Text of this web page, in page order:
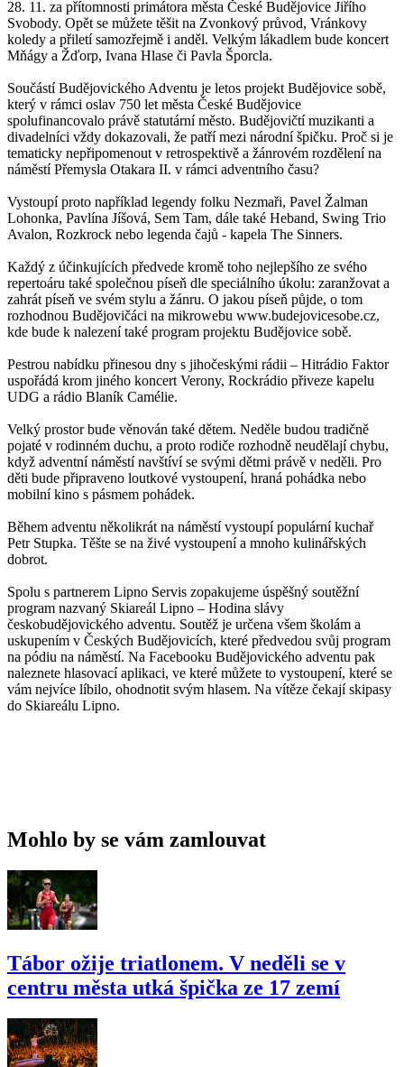
28. 11. za přítomnosti primátora města České Budějovice Jiřího
Svobody. Opět se můžete těšit na Zvonkový průvod, Vránkovy
koledy a přiletí samozřejmě i anděl. Velkým lákadlem bude koncert
Mňágy a Žďorp, Ivana Hlase či Pavla Šporcla.
Součástí Budějovického Adventu je letos projekt Budějovice sobě,
který v rámci oslav 750 let města České Budějovice
spolufinancovalo právě statutární město. Budějovičtí muzikanti a
divadelníci vždy dokazovali, že patří mezi národní špičku. Proč si je
tematicky nepřipomenout v retrospektivě a žánrovém rozdělení na
náměstí Přemysla Otakara II. v rámci adventního času?
Vystoupí proto například legendy folku Nezmaři, Pavel Žalman
Lohonka, Pavlína Jíšová, Sem Tam, dále také Heband, Swing Trio
Avalon, Rozkrock nebo legenda čajů - kapela The Sinners.
Každý z účinkujících předvede kromě toho nejlepšího ze svého
repertoáru také společnou píseň dle speciálního úkolu: zaranžovat a
zahrát píseň ve svém stylu a žánru. O jakou píseň půjde, o tom
rozhodnou Budějovičáci na mikrowebu www.budejovicesobe.cz,
kde bude k nalezení také program projektu Budějovice sobě.
Pestrou nabídku přinesou dny s jihočeskými rádii – Hitrádio Faktor
uspořádá krom jiného koncert Verony, Rockrádio přiveze kapelu
UDG a rádio Blaník Camélie.
Velký prostor bude věnován také dětem. Neděle budou tradičně
pojaté v rodinném duchu, a proto rodiče rozhodně neudělají chybu,
když adventní náměstí navštíví se svými dětmi právě v neděli. Pro
děti bude připraveno loutkové vystoupení, hraná pohádka nebo
mobilní kino s pásmem pohádek.
Během adventu několikrát na náměstí vystoupí populární kuchař
Petr Stupka. Těšte se na živé vystoupení a mnoho kulinářských
dobrot.
Spolu s partnerem Lipno Servis zopakujeme úspěšný soutěžní
program nazvaný Skiareál Lipno – Hodina slávy
českobudějovického adventu. Soutěž je určena všem školám a
uskupením v Českých Budějovicích, které předvedou svůj program
na pódiu na náměstí. Na Facebooku Budějovického adventu pak
naleznete hlasovací aplikaci, ve které můžete to vystoupení, které se
vám nejvíce líbilo, ohodnotit svým hlasem. Na vítěze čekají skipasy
do Skiareálu Lipno.
Mohlo by se vám zamlouvat
Tábor ožije triatlonem. V neděli se v
centru města utká špička ze 17 zemí